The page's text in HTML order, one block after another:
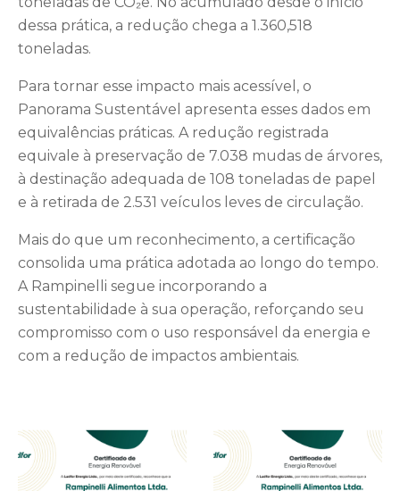
dessa prática, a redução chega a 1.360,518
toneladas.
Para tornar esse impacto mais acessível, o
Panorama Sustentável apresenta esses dados em
equivalências práticas. A redução registrada
equivale à preservação de 7.038 mudas de árvores,
à destinação adequada de 108 toneladas de papel
e à retirada de 2.531 veículos leves de circulação.
Mais do que um reconhecimento, a certificação
consolida uma prática adotada ao longo do tempo.
A Rampinelli segue incorporando a
sustentabilidade à sua operação, reforçando seu
compromisso com o uso responsável da energia e
com a redução de impactos ambientais.